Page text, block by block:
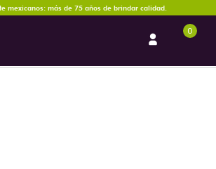
mexicanos: más de 75 años de brindar calidad.
0